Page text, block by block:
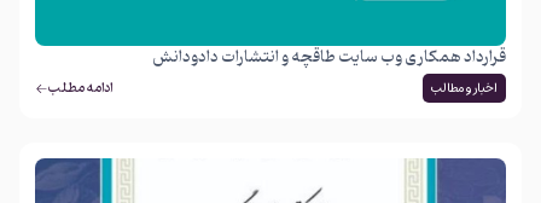
قرارداد همکاری وب سایت طاقچه و انتشارات دادودانش
اخبار و مطالب ادامه مطلب